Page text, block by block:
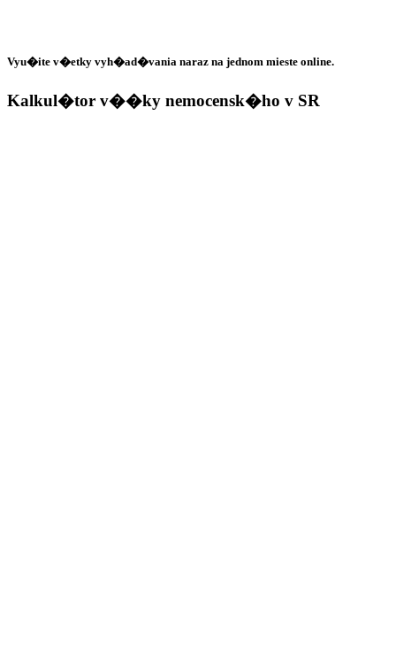
Vyu�ite v�etky vyh�ad�vania naraz na jednom mieste online.
Kalkul�tor v��ky nemocensk�ho v SR